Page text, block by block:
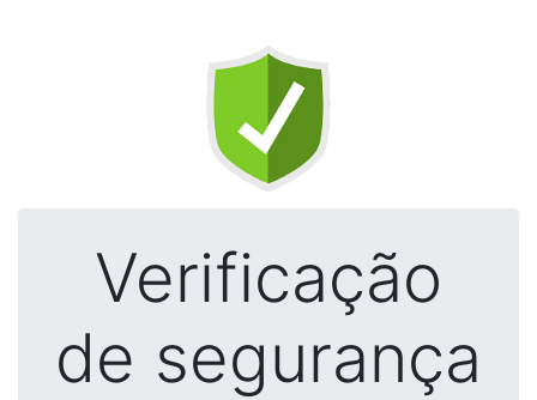
Verificação
de segurança